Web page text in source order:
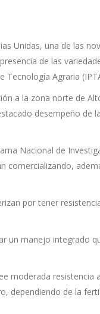
Unidas, una de las
de las
Agraria
a la zona norte de
desempeño de
Nacional de
comercializando,
por tener
un manejo integrado
moderada resistencia
dependiendo de la